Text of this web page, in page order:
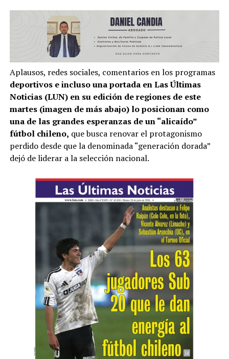
Aplausos, redes sociales, comentarios en los programas
deportivos e incluso una portada en Las Últimas
Noticias (LUN) en su edición de regiones de este
martes (imagen de más abajo) lo posicionan como
una de las grandes esperanzas de un “alicaído”
fútbol chileno, que busca renovar el protagonismo
perdido desde que la denominada “generación dorada”
dejó de liderar a la selección nacional.